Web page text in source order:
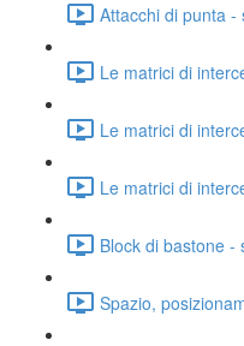
Attacchi di punta -
Le matrici di
Le matrici di
Le matrici di
Block di bastone -
Spazio,